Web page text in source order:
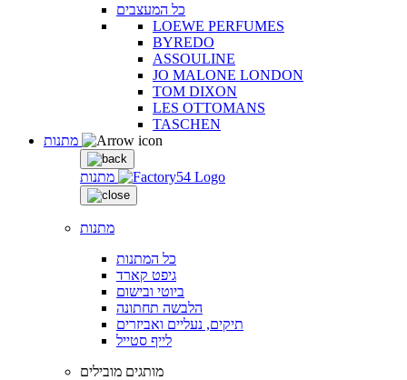
כל המעצבים
LOEWE PERFUMES
BYREDO
ASSOULINE
JO MALONE LONDON
TOM DIXON
LES OTTOMANS
TASCHEN
מתנות
מתנות
כל המתנות
גיפט קארד
ביוטי ובישום
הלבשה תחתונה
תיקים, נעליים ואביזרים
לייף סטייל
מותגים מובילים